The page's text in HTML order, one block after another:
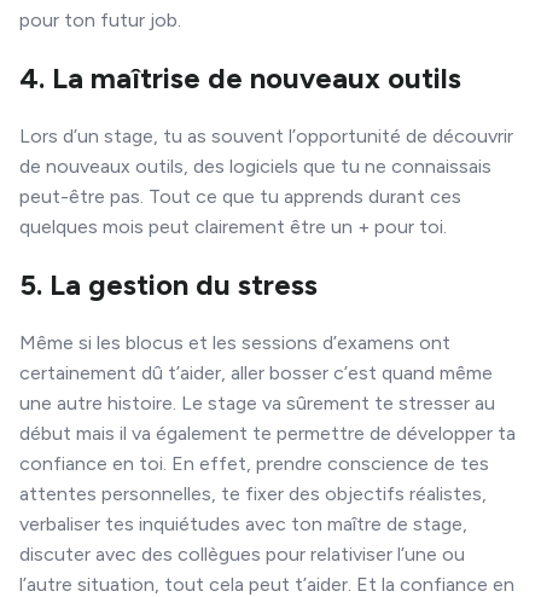
pour ton futur job.
4. La maîtrise de nouveaux outils
Lors d’un stage, tu as souvent l’opportunité de découvrir
de nouveaux outils, des logiciels que tu ne connaissais
peut-être pas. Tout ce que tu apprends durant ces
quelques mois peut clairement être un + pour toi.
5. La gestion du stress
Même si les blocus et les sessions d’examens ont
certainement dû t’aider, aller bosser c’est quand même
une autre histoire. Le stage va sûrement te stresser au
début mais il va également te permettre de développer ta
confiance en toi. En effet, prendre conscience de tes
attentes personnelles, te fixer des objectifs réalistes,
verbaliser tes inquiétudes avec ton maître de stage,
discuter avec des collègues pour relativiser l’une ou
l’autre situation, tout cela peut t’aider. Et la confiance en